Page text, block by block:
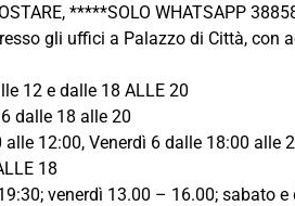
*****SOLO WHATSAPP
gli uffici a Palazzo di Città, con
12 e dalle 18 ALLE 20
dalle 18 alle 20
12:00, Venerdì 6 dalle 18:00 alle
18
venerdì 13.00 – 16.00; sabato